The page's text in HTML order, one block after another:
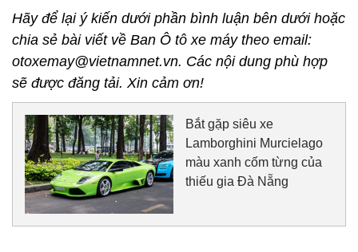
Hãy để lại ý kiến dưới phần bình luận bên dưới hoặc
chia sẻ bài viết về Ban Ô tô xe máy theo email:
otoxemay@vietnamnet.vn. Các nội dung phù hợp
sẽ được đăng tải. Xin cảm ơn!
Bắt gặp siêu xe
Lamborghini Murcielago
màu xanh cốm từng của
thiếu gia Đà Nẵng